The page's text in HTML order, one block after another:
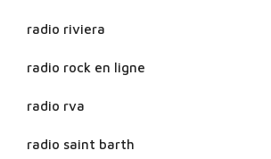
radio riviera
radio rock en ligne
radio rva
radio saint barth